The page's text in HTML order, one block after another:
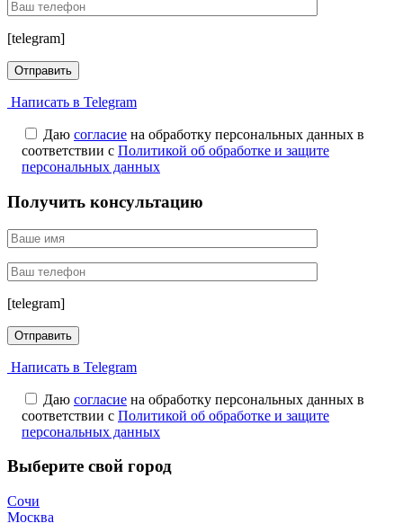
[telegram]
Написать в Telegram
Даю согласие на обработку персональных данных в
соответствии с Политикой об обработке и защите
персональных данных
Получить консультацию
[telegram]
Написать в Telegram
Даю согласие на обработку персональных данных в
соответствии с Политикой об обработке и защите
персональных данных
Выберите свой город
Сочи
Москва